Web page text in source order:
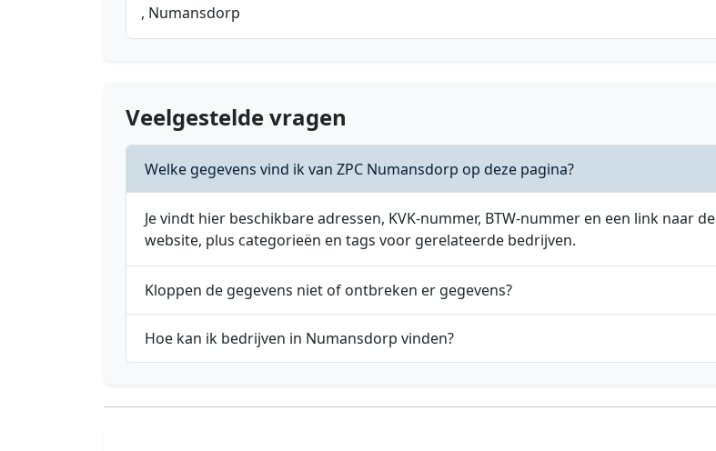
, Numansdorp
Veelgestelde vragen
Welke gegevens vind ik van ZPC Numansdorp op deze pagina?
Je vindt hier beschikbare adressen, KVK-nummer, BTW-nummer en een link naar de
website, plus categorieën en tags voor gerelateerde bedrijven.
Kloppen de gegevens niet of ontbreken er gegevens?
Hoe kan ik bedrijven in Numansdorp vinden?